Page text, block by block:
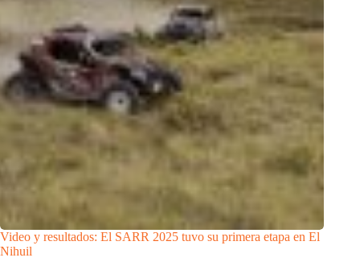
Video y resultados: El SARR 2025 tuvo su primera etapa en El
Nihuil